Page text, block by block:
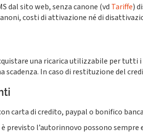
dal sito web, senza canone (vd Tariffe)
costi di attivazione né di
una ricarica utilizzabile per tutti i
scadenza. In caso di restituzione del
carta di credito, paypal o bonifico
è previsto l’autorinnovo possono